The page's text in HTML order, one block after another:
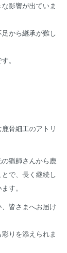
影響が出ていま
から継承が難し
。
骨細工のアトリ
猟師さんから鹿
で、長く継続し
す。
皆さまへお届け
りを添えられま